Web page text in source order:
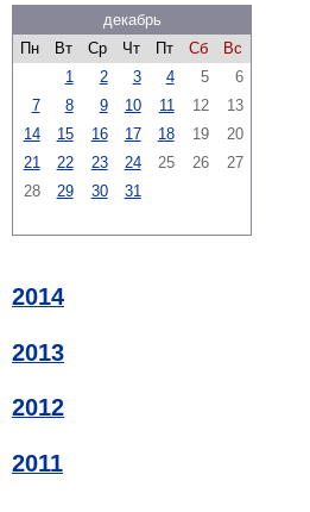
декабрь
Пн
Вт Ср Чт Пт Сб
Вс
1
2 3 4 5
6
7
8 9 10 11 12
13
14
15 16 17 18 19
20
21
22 23 24 25 26
27
28
29 30 31
2014
2013
2012
2011